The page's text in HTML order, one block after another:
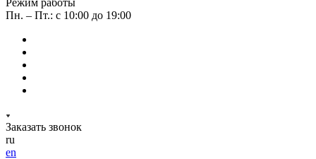
Режим работы
Пн. – Пт.: с 10:00 до 19:00
Заказать звонок
ru
en